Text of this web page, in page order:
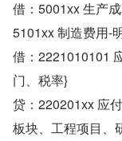
借：5001xx 生产
5101xx 制造费用-
借：2221010101
门、税率}
贷：220201xx 应
板块、工程项目、